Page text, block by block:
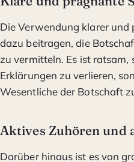
Die Verwendung klarer und
dazu beitragen, die
zu vermitteln. Es ist
Erklärungen zu verlieren,
Wesentliche der Botschaft
Aktives Zuhören und
Darüber hinaus ist es von